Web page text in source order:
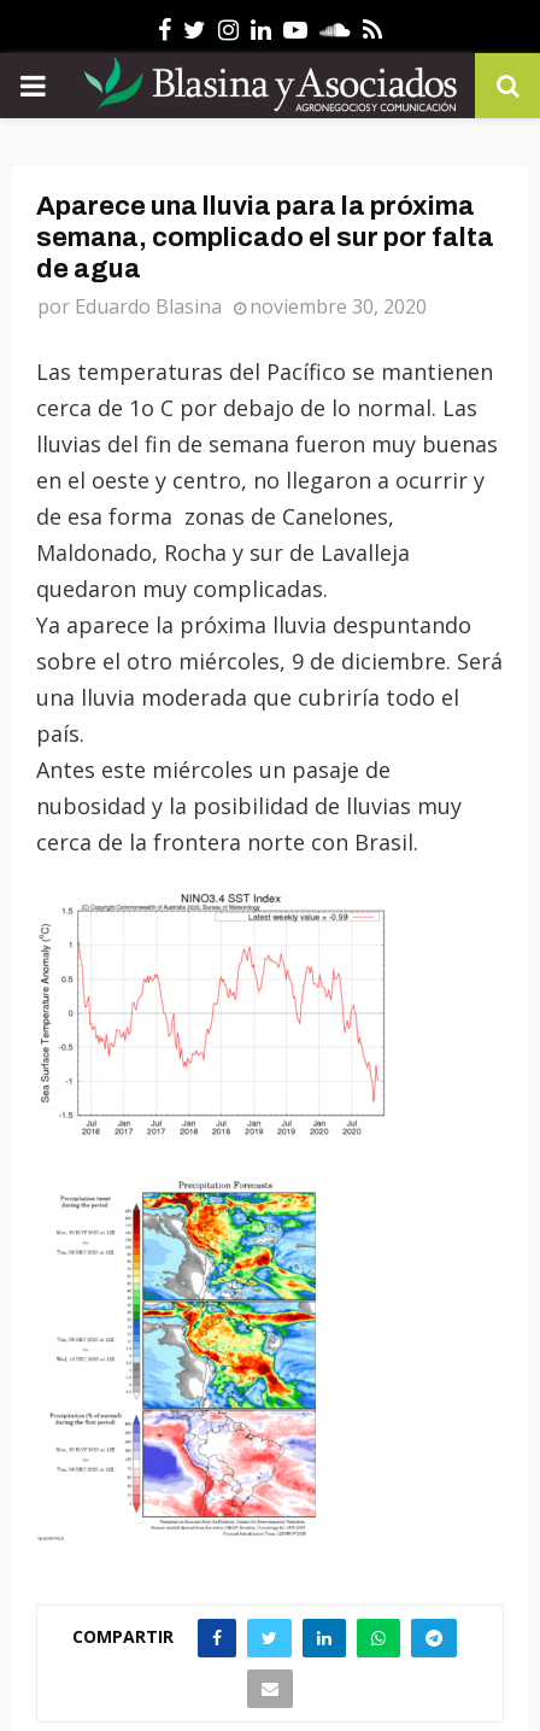
Facebook
Twitter
Instagram
Linkedin
YoutubeSoundcloud
Rss
PRIMARY
Aparece una lluvia para la próxima
semana, complicado el sur por falta
de agua
por Eduardo Blasina noviembre 30, 2020
Las temperaturas del Pacífico se mantienen
cerca de 1o C por debajo de lo normal. Las
lluvias del fin de semana fueron muy buenas
en el oeste y centro, no llegaron a ocurrir y
de esa forma zonas de Canelones,
Maldonado, Rocha y sur de Lavalleja
quedaron muy complicadas.
Ya aparece la próxima lluvia despuntando
sobre el otro miércoles, 9 de diciembre. Será
una lluvia moderada que cubriría todo el
país.
Antes este miércoles un pasaje de
nubosidad y la posibilidad de lluvias muy
cerca de la frontera norte con Brasil.
COMPARTIR